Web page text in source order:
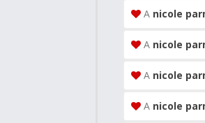
A nicole
A nicole
A nicole
A nicole